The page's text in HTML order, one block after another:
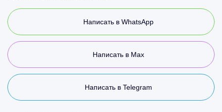
Написать в WhatsApp
Написать в Max
Написать в Telegram